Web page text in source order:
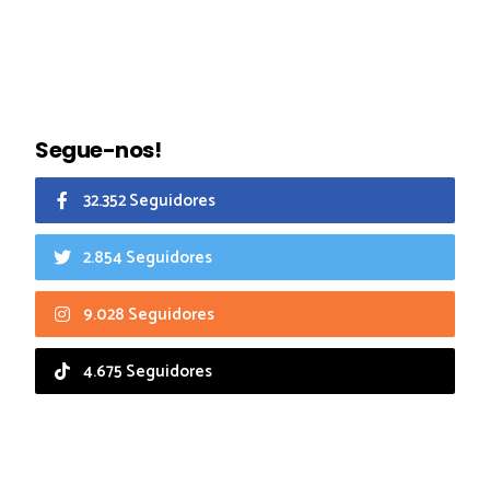
Segue-nos!
32.352 Seguidores
2.854 Seguidores
9.028 Seguidores
4.675 Seguidores